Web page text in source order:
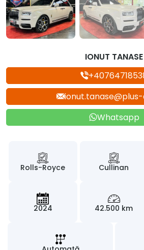
IONUT TANASE
Whatsapp
Rolls-Royce Cullinan
2024 42.500 km